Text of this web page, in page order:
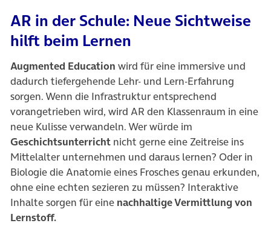
AR in der Schule: Neue Sichtweise
hilft beim Lernen
Augmented Education wird für eine immersive und
dadurch tiefergehende Lehr- und Lern-Erfahrung
sorgen. Wenn die Infrastruktur entsprechend
vorangetrieben wird, wird AR den Klassenraum in eine
neue Kulisse verwandeln. Wer würde im
Geschichtsunterricht nicht gerne eine Zeitreise ins
Mittelalter unternehmen und daraus lernen? Oder in
Biologie die Anatomie eines Frosches genau erkunden,
ohne eine echten sezieren zu müssen? Interaktive
Inhalte sorgen für eine nachhaltige Vermittlung von
Lernstoff.